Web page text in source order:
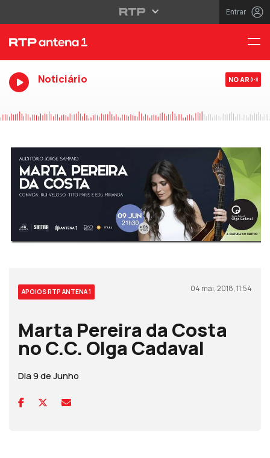
Entrar
Noticiário NO AR
APOIOS RTP ANTENA 1 04 mai, 2018, 11:54
Marta Pereira da Costa
no C.C. Olga Cadaval
Dia 9 de Junho